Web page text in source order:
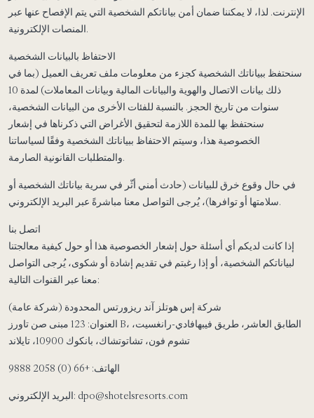
الإنترنت. لذا، لا يمكننا ضمان أمن بياناتكم الشخصية التي يتم الإفصاح عنها عبر
المنصات الإلكترونية.
الاحتفاظ بالبيانات الشخصية
سنحتفظ ببياناتك الشخصية كجزء من معلومات ملف تعريف العميل (بما في
ذلك بيانات الاتصال والهوية والبيانات المالية وبيانات المعاملات) لمدة 10
سنوات من تاريخ الحجز. بالنسبة للفئات الأخرى من البيانات الشخصية،
سنحتفظ بها للمدة اللازمة لتحقيق الأغراض التي ذكرناها في إشعار
الخصوصية هذا، وسيتم الاحتفاظ ببياناتك الشخصية وفقًا لسياساتنا
والمتطلبات القانونية الصارمة.
في حال وقوع خرق للبيانات (حادث أمني أثّر في سرية بياناتك الشخصية أو
سلامتها أو توافرها)، يُرجى التواصل معنا مباشرةً عبر البريد الإلكتروني.
اتصل بنا
إذا كانت لديكم أي أسئلة حول إشعار الخصوصية هذا أو حول كيفية معالجتنا
لبياناتكم الشخصية، أو إذا رغبتم في تقديم إشادة أو شكوى، يُرجى التواصل
معنا عبر القنوات التالية:
شركة إس هوتلز آند ريزورتس المحدودة (شركة عامة)
العنوان: 123 مبنى صن تاورز B، الطابق العاشر، طريق فيبهافادي-رانغسيت،
تشوم فون، تشاتوتشاك، بانكوك 10900، تايلاند
الهاتف: +66 (0) 2058 9888
البريد الإلكتروني: dpo@shotelsresorts.com